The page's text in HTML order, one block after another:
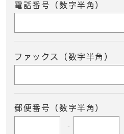
電話番号（数字半角）
ファックス（数字半角）
郵便番号（数字半角）
-